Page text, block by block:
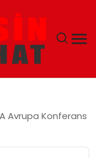
Avrupa Konferans